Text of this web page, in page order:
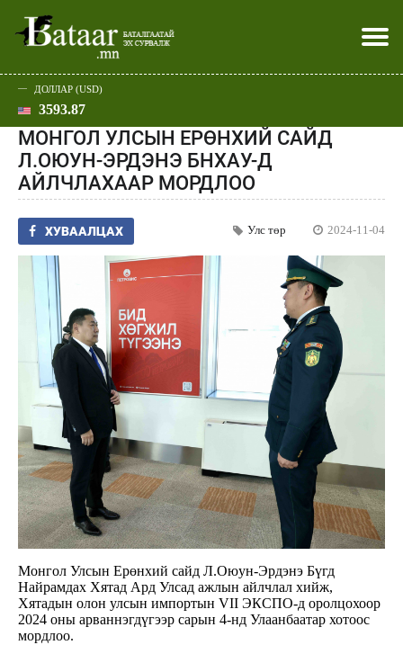
Эхлэл
Улс төр
Нийгэм
Эдийн засаг
Дэлхий
Спорт
Шар
Батаар юу хэлэв
Хэвлэл мэдээллээр
ДОЛЛАР (USD)
3593.87
МОНГОЛ УЛСЫН ЕРӨНХИЙ САЙД
Л.ОЮУН-ЭРДЭНЭ БНХАУ-Д
АЙЛЧЛАХААР МОРДЛОО
ХУВААЛЦАХ Улс төр 2024-11-04
Монгол Улсын Ерөнхий сайд Л.Оюун-Эрдэнэ Бүгд
Найрамдах Хятад Ард Улсад ажлын айлчлал хийж,
Хятадын олон улсын импортын VII ЭКСПО-д оролцохоор
2024 оны арваннэгдүгээр сарын 4-нд Улаанбаатар хотоос
мордлоо.